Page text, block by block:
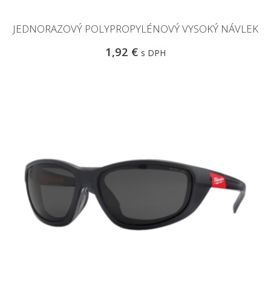
JEDNORAZOVÝ POLYPROPYLÉNOVÝ VYSOKÝ NÁVLEK
1,92 € s DPH